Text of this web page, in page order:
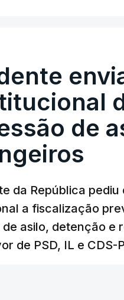
de
da República
a fiscalização
asilo, detenção e
de PSD, IL e CDS-